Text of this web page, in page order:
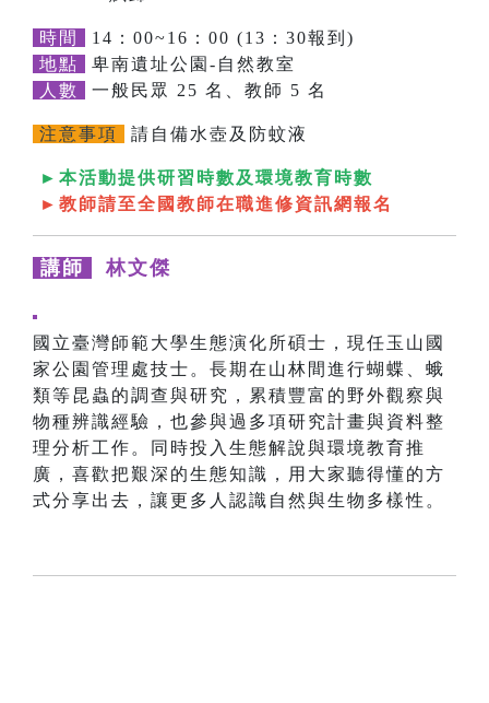
時間
14：00~16：00 (13：30報到)
地點
卑南遺址公園-自然教室
人數
一般民眾 25 名、教師 5 名
注意事項 請自備水壺及防蚊液
►本活動提供研習時數及環境教育時數
►教師請至全國教師在職進修資訊網報名
講師 林文傑
國立臺灣師範大學生態演化所碩士，現任玉山國
家公園管理處技士。長期在山林間進行蝴蝶、蛾
類等昆蟲的調查與研究，累積豐富的野外觀察與
物種辨識經驗，也參與過多項研究計畫與資料整
理分析工作。同時投入生態解說與環境教育推
廣，喜歡把艱深的生態知識，用大家聽得懂的方
式分享出去，讓更多人認識自然與生物多樣性。